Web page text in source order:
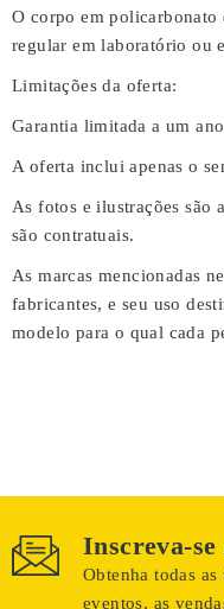
O corpo em policarbonato
regular em laboratório ou
Limitações da oferta:
Garantia limitada a um
A oferta inclui apenas o
As fotos e ilustrações são
são contratuais.
As marcas mencionadas
fabricantes, e seu uso
modelo para o qual cada
Inscreva-se
Obtenha todas
eventos, as